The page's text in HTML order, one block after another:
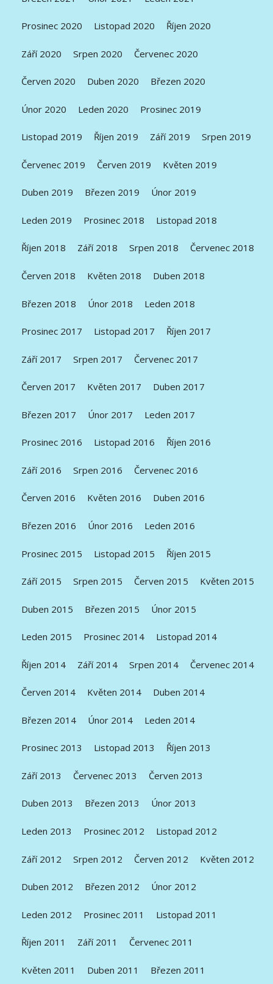
Prosinec 2020 Listopad 2020 Říjen 2020
Září 2020 Srpen 2020 Červenec 2020
Červen 2020 Duben 2020 Březen 2020
Únor 2020 Leden 2020 Prosinec 2019
Listopad 2019 Říjen 2019 Září 2019 Srpen 2019
Červenec 2019 Červen 2019 Květen 2019
Duben 2019 Březen 2019 Únor 2019
Leden 2019 Prosinec 2018 Listopad 2018
Říjen 2018 Září 2018 Srpen 2018 Červenec 2018
Červen 2018 Květen 2018 Duben 2018
Březen 2018 Únor 2018 Leden 2018
Prosinec 2017 Listopad 2017 Říjen 2017
Září 2017 Srpen 2017 Červenec 2017
Červen 2017 Květen 2017 Duben 2017
Březen 2017 Únor 2017 Leden 2017
Prosinec 2016 Listopad 2016 Říjen 2016
Září 2016 Srpen 2016 Červenec 2016
Červen 2016 Květen 2016 Duben 2016
Březen 2016 Únor 2016 Leden 2016
Prosinec 2015 Listopad 2015 Říjen 2015
Září 2015 Srpen 2015 Červen 2015 Květen 2015
Duben 2015 Březen 2015 Únor 2015
Leden 2015 Prosinec 2014 Listopad 2014
Říjen 2014 Září 2014 Srpen 2014 Červenec 2014
Červen 2014 Květen 2014 Duben 2014
Březen 2014 Únor 2014 Leden 2014
Prosinec 2013 Listopad 2013 Říjen 2013
Září 2013 Červenec 2013 Červen 2013
Duben 2013 Březen 2013 Únor 2013
Leden 2013 Prosinec 2012 Listopad 2012
Září 2012 Srpen 2012 Červen 2012 Květen 2012
Duben 2012 Březen 2012 Únor 2012
Leden 2012 Prosinec 2011 Listopad 2011
Říjen 2011 Září 2011 Červenec 2011
Květen 2011 Duben 2011 Březen 2011